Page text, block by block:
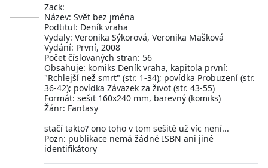
Zack:
Název: Svět bez jména
Podtitul: Deník vraha
Vydaly: Veronika Sýkorová, Veronika Mašková
Vydání: První, 2008
Počet číslovaných stran: 56
Obsahuje: komiks Deník vraha, kapitola první:
"Rchlejší než smrt" (str. 1-34); povídka Probuzení (str.
36-42); povídka Závazek za život (str. 43-55)
Formát: sešit 160x240 mm, barevný (komiks)
Žánr: Fantasy
stačí takto? ono toho v tom sešitě už víc není...
Pozn: publikace nemá žádné ISBN ani jiné
identifikátory